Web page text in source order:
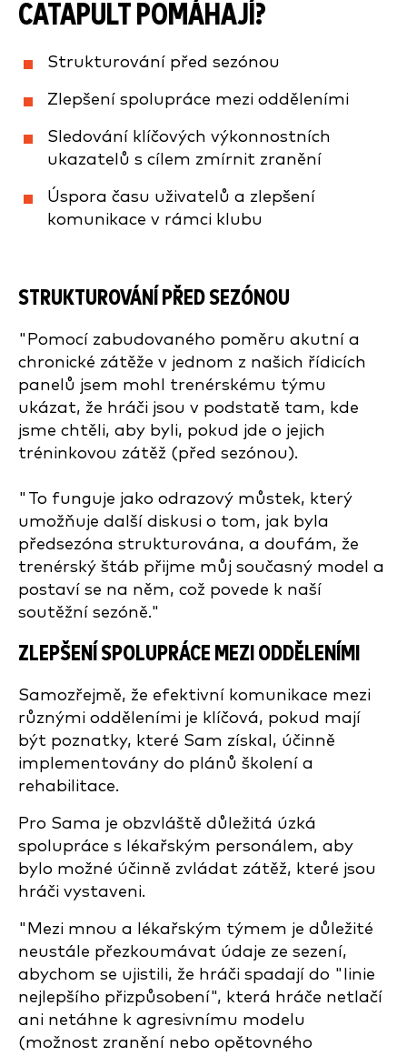
CATAPULT POMÁHAJÍ?
Strukturování před sezónou
Zlepšení spolupráce mezi odděleními
Sledování klíčových výkonnostních
ukazatelů s cílem zmírnit zranění
Úspora času uživatelů a zlepšení
komunikace v rámci klubu
STRUKTUROVÁNÍ PŘED SEZÓNOU
"Pomocí zabudovaného poměru akutní a
chronické zátěže v jednom z našich řídicích
panelů jsem mohl trenérskému týmu
ukázat, že hráči jsou v podstatě tam, kde
jsme chtěli, aby byli, pokud jde o jejich
tréninkovou zátěž (před sezónou).
"To funguje jako odrazový můstek, který
umožňuje další diskusi o tom, jak byla
předsezóna strukturována, a doufám, že
trenérský štáb přijme můj současný model a
postaví se na něm, což povede k naší
soutěžní sezóně."
ZLEPŠENÍ SPOLUPRÁCE MEZI ODDĚLENÍMI
Samozřejmě, že efektivní komunikace mezi
různými odděleními je klíčová, pokud mají
být poznatky, které Sam získal, účinně
implementovány do plánů školení a
rehabilitace.
Pro Sama je obzvláště důležitá úzká
spolupráce s lékařským personálem, aby
bylo možné účinně zvládat zátěž, které jsou
hráči vystaveni.
"Mezi mnou a lékařským týmem je důležité
neustále přezkoumávat údaje ze sezení,
abychom se ujistili, že hráči spadají do "linie
nejlepšího přizpůsobení", která hráče netlačí
ani netáhne k agresivnímu modelu
(možnost zranění nebo opětovného